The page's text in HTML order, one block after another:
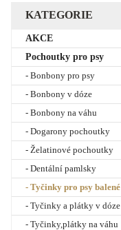
KATEGORIE
AKCE
Pochoutky pro psy
- Bonbony pro psy
- Bonbony v dóze
- Bonbony na váhu
- Dogarony pochoutky
- Želatinové pochoutky
- Dentální pamlsky
- Tyčinky pro psy balené
- Tyčinky a plátky v dóze
- Tyčinky,plátky na váhu